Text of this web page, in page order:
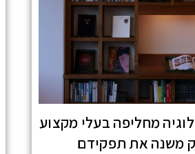
מחליפה בעלי מקצוע
משנה את תפקידם